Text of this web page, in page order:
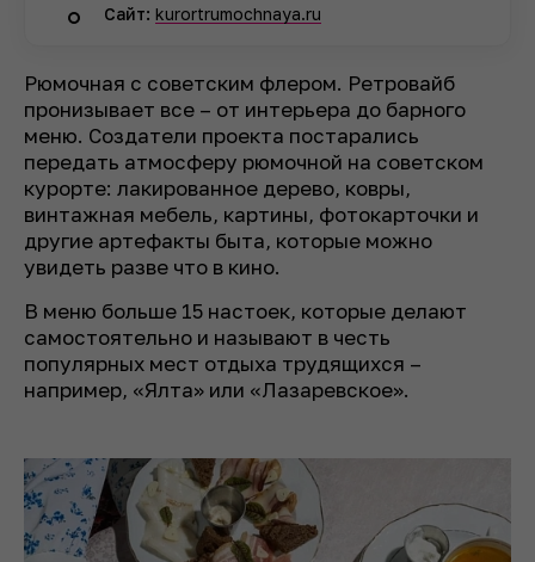
Сайт: kurortrumochnaya.ru
Рюмочная с советским флером. Ретровайб
пронизывает все – от интерьера до барного
меню. Создатели проекта постарались
передать атмосферу рюмочной на советском
курорте: лакированное дерево, ковры,
винтажная мебель, картины, фотокарточки и
другие артефакты быта, которые можно
увидеть разве что в кино.
В меню больше 15 настоек, которые делают
самостоятельно и называют в честь
популярных мест отдыха трудящихся –
например, «Ялта» или «Лазаревское».